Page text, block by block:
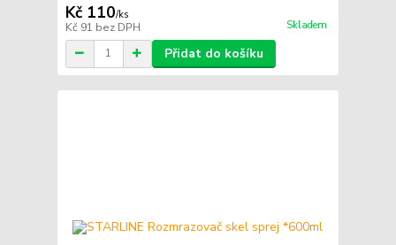
Kč 110/ks
Kč 91 bez DPH Skladem
Přidat do košíku